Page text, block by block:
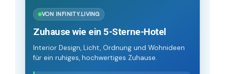
VON INFINITY.LIVING
Zuhause wie ein 5-Sterne-Hotel
Interior Design, Licht, Ordnung und Wohnideen
für ein ruhiges, hochwertiges Zuhause.